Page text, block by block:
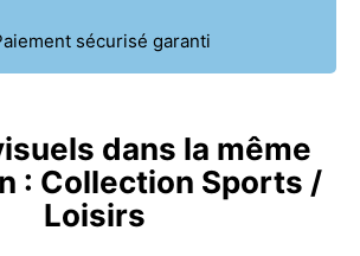
dans la même
: Collection Sports /
Loisirs